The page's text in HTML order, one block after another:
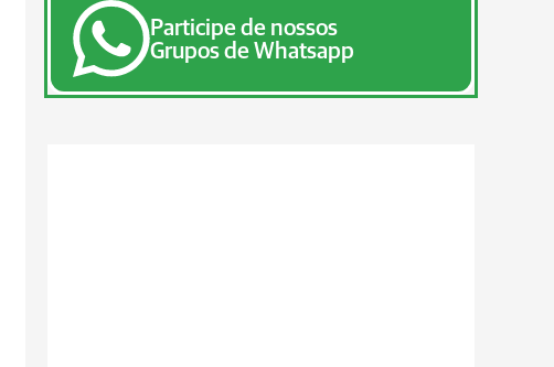
Participe de nossos
Grupos de Whatsapp